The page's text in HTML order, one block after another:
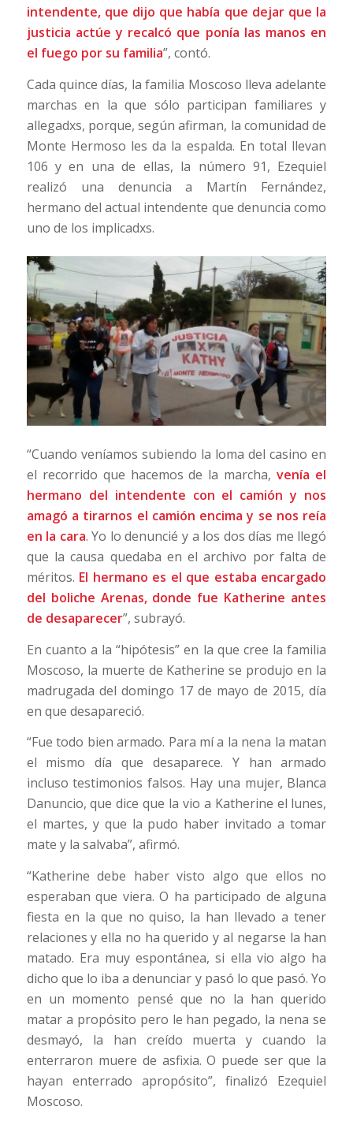
intendente, que dijo que había que dejar que la
justicia actúe y recalcó que ponía las manos en
el fuego por su familia”, contó.
Cada quince días, la familia Moscoso lleva adelante
marchas en la que sólo participan familiares y
allegadxs, porque, según afirman, la comunidad de
Monte Hermoso les da la espalda. En total llevan
106 y en una de ellas, la número 91, Ezequiel
realizó una denuncia a Martín Fernández,
hermano del actual intendente que denuncia como
uno de los implicadxs.
“Cuando veníamos subiendo la loma del casino en
el recorrido que hacemos de la marcha,venía el
hermano del intendente con el camión y nos
amagó a tirarnos el camión encima y se nos reía
en la cara. Yo lo denuncié y a los dos días me llegó
que la causa quedaba en el archivo por falta de
méritos. El hermano es el que estaba encargado
del boliche Arenas, donde fue Katherine antes
de desaparecer”, subrayó.
En cuanto a la “hipótesis” en la que cree la familia
Moscoso, la muerte de Katherine se produjo en la
madrugada del domingo 17 de mayo de 2015, día
en que desapareció.
“Fue todo bien armado. Para mí a la nena la matan
el mismo día que desaparece. Y han armado
incluso testimonios falsos. Hay una mujer, Blanca
Danuncio, que dice que la vio a Katherine el lunes,
el martes, y que la pudo haber invitado a tomar
mate y la salvaba”, afirmó.
“Katherine debe haber visto algo que ellos no
esperaban que viera. O ha participado de alguna
fiesta en la que no quiso, la han llevado a tener
relaciones y ella no ha querido y al negarse la han
matado. Era muy espontánea, si ella vio algo ha
dicho que lo iba a denunciar y pasó lo que pasó. Yo
en un momento pensé que no la han querido
matar a propósito pero le han pegado, la nena se
desmayó, la han creído muerta y cuando la
enterraron muere de asfixia. O puede ser que la
hayan enterrado apropósito”, finalizó Ezequiel
Moscoso.